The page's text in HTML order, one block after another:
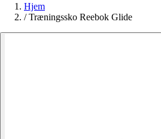
Hjem
/ Træningssko Reebok Glide